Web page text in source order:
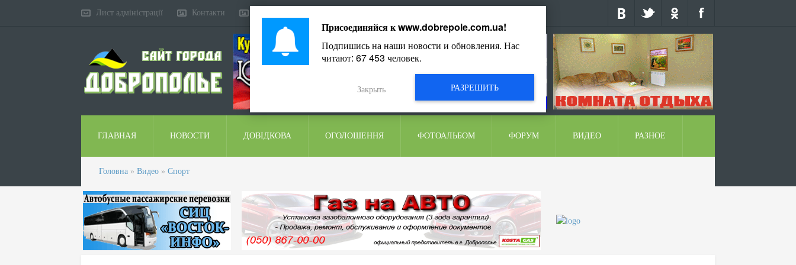
Лист адміністрації Контакти
ГЛАВНАЯ НОВОСТИ ДОВІДКОВА ОГОЛОШЕННЯ ФОТОАЛЬБОМ ФОРУМ ВИДЕО РАЗНОЕ
Головна » Видео » Спорт
Присоединяйся кwww.dobrepole.com.ua!
Подпишись на наши новости и обновления. Нас
читают: 67 453 человек.
РАЗРЕШИТЬ
Закрыть